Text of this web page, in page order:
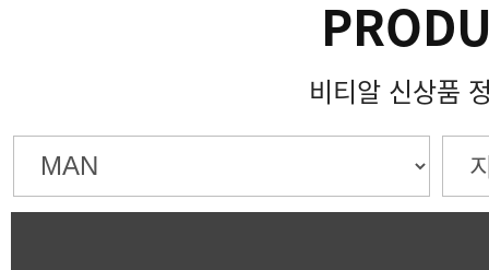
비티알 신상품